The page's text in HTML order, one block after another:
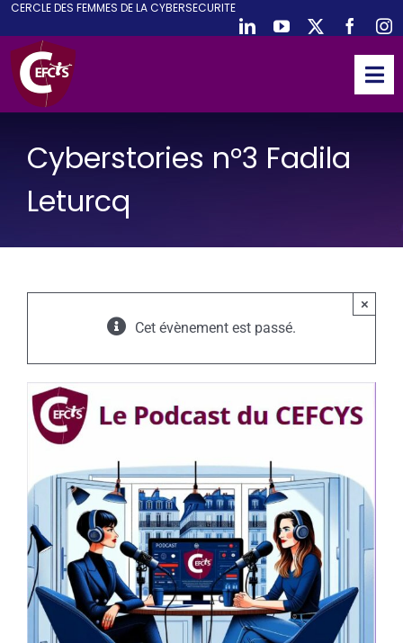
Passer
au
contenu
CERCLE DES FEMMES DE LACYBERSECURITE
ACCUEIL
CEFCYS
PODCAST
NOUS REJOINDRE
CONTACT
Cyberstories n°3 Fadila
Leturcq
Cet évènement est passé.
×